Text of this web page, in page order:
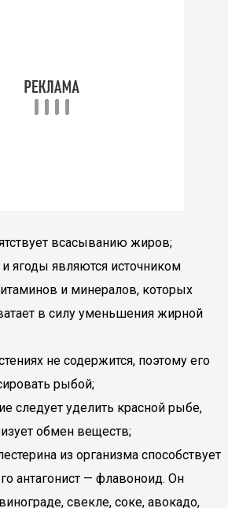
всасыванию жиров;
ягоды являются источником
и минералов, которых
в силу уменьшения жирной
не содержится, поэтому его
рыбой;
следует уделить красной рыбе,
обмен веществ;
из организма способствует
антагонист — флавоноид. Он
свекле, соке, авокадо,